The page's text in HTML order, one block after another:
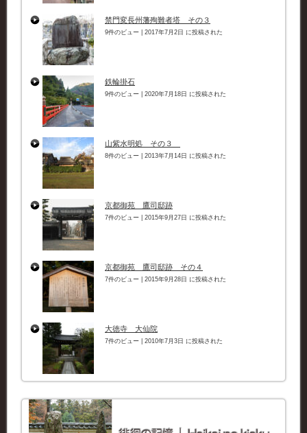
禁門変長州藩殉難者塔 その３
9件のビュー 2017年7月2日 に投稿された
鉄輪掛石
9件のビュー 2020年7月18日 に投稿された
山紫水明処 その３
8件のビュー 2013年7月14日 に投稿された
京都御苑 鷹司邸跡
7件のビュー 2015年9月27日 に投稿された
京都御苑 鷹司邸跡 その４
7件のビュー 2015年9月28日 に投稿された
大徳寺 大仙院
7件のビュー 2010年7月3日 に投稿された